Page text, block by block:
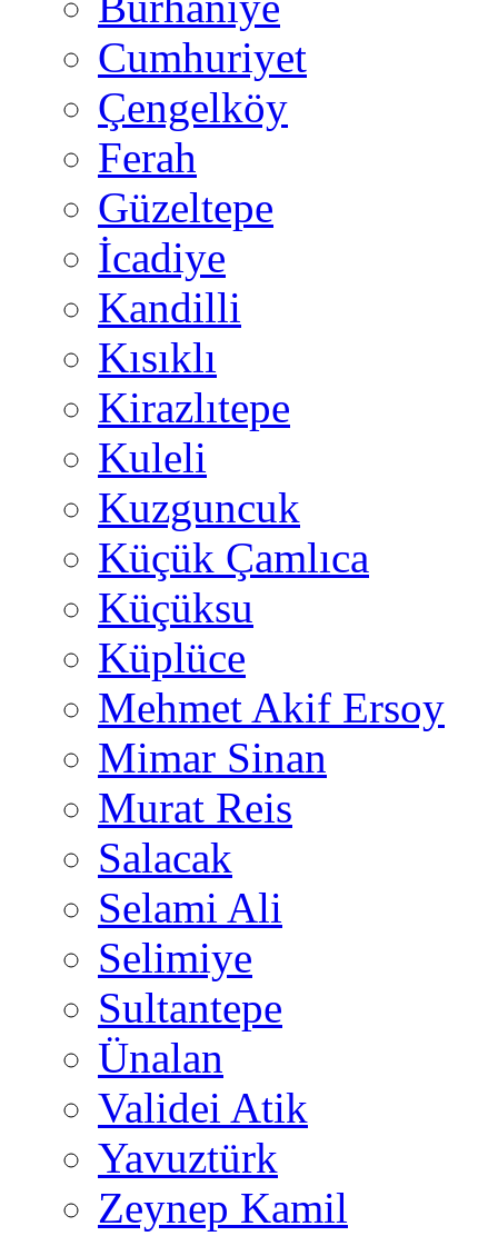
Cumhuriyet
Çengelköy
Ferah
Güzeltepe
İcadiye
Kandilli
Kısıklı
Kirazlıtepe
Kuleli
Kuzguncuk
Küçük Çamlıca
Küçüksu
Küplüce
Mehmet Akif Ersoy
Mimar Sinan
Murat Reis
Salacak
Selami Ali
Selimiye
Sultantepe
Ünalan
Validei Atik
Yavuztürk
Zeynep Kamil